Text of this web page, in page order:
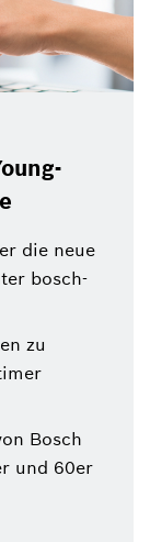
die neue
bosch-
zu
Bosch
und 60er